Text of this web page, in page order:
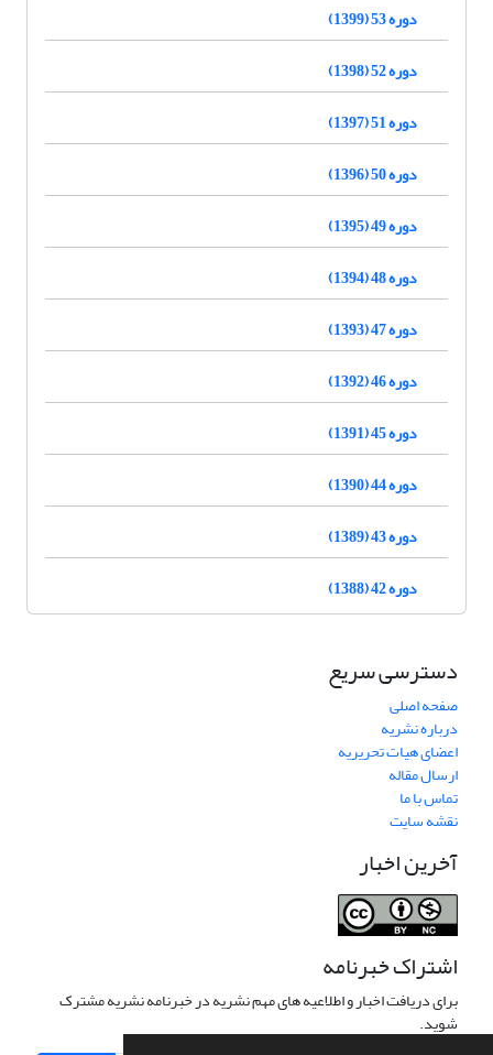
دوره 53 (1399)
دوره 52 (1398)
دوره 51 (1397)
دوره 50 (1396)
دوره 49 (1395)
دوره 48 (1394)
دوره 47 (1393)
دوره 46 (1392)
دوره 45 (1391)
دوره 44 (1390)
دوره 43 (1389)
دوره 42 (1388)
دسترسی سریع
صفحه اصلی
درباره نشریه
اعضای هیات تحریریه
ارسال مقاله
تماس با ما
نقشه سایت
آخرین اخبار
اشتراک خبرنامه
برای دریافت اخبار و اطلاعیه های مهم نشریه در خبرنامه نشریه مشترک
شوید.